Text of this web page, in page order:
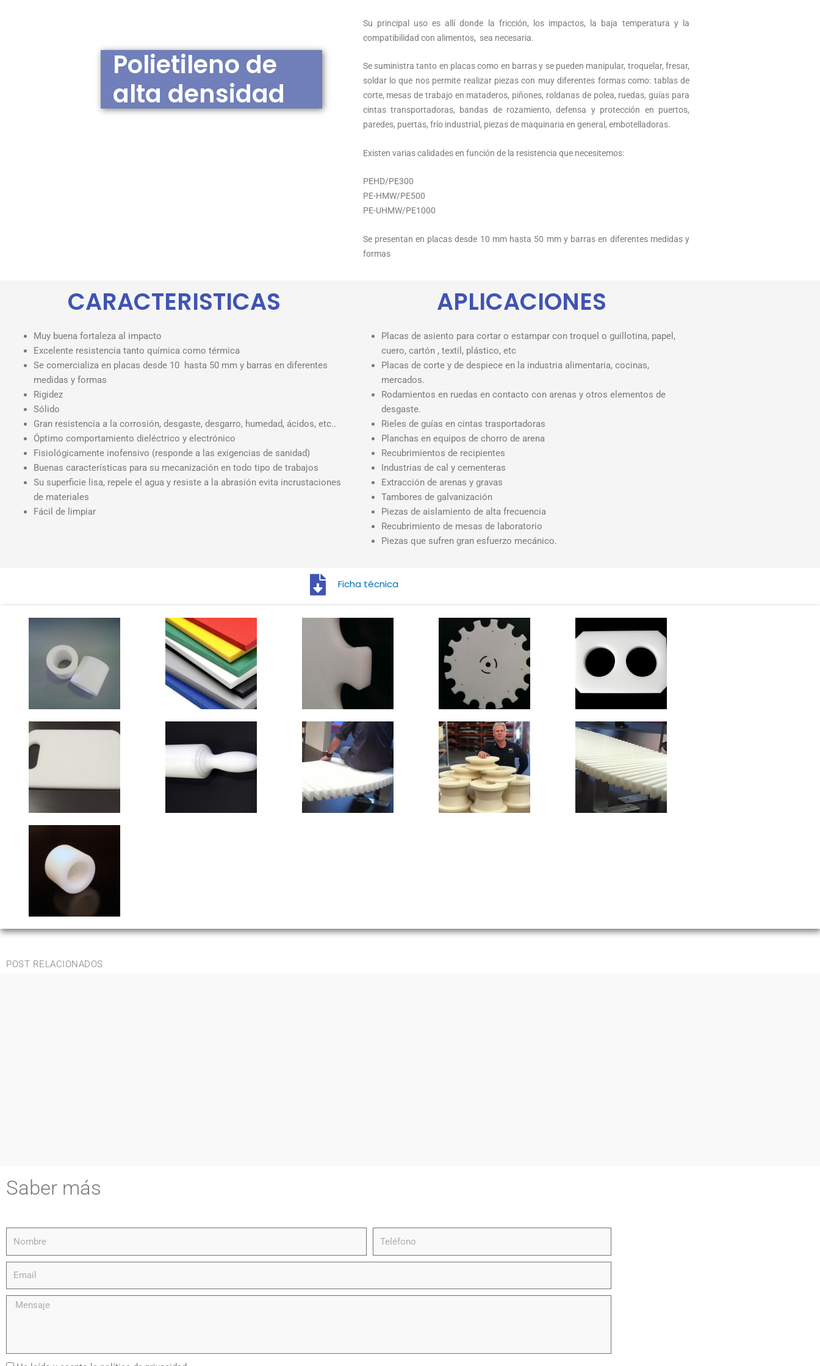
Polietileno de
alta densidad
Su principal uso es allí donde la fricción, los impactos, la baja temperatura y la
compatibilidad con alimentos, sea necesaria.
Se suministra tanto en placas como en barras y se pueden manipular, troquelar, fresar,
soldar lo que nos permite realizar piezas con muy diferentes formas como: tablas de
corte, mesas de trabajo en mataderos, piñones, roldanas de polea, ruedas, guías para
cintas transportadoras, bandas de rozamiento, defensa y protección en puertos,
paredes, puertas, frío industrial, piezas de maquinaria en general, embotelladoras.
Existen varias calidades en función de la resistencia que necesitemos:
PEHD/PE300
PE-HMW/PE500
PE-UHMW/PE1000
Se presentan en placas desde 10 mm hasta 50 mm y barras en diferentes medidas y
formas
CARACTERISTICAS APLICACIONES
Muy buena fortaleza al impacto
Excelente resistencia tanto química como térmica
Se comercializa en placas desde 10 hasta 50 mm y barras en diferentes
medidas y formas
Rigidez
Sólido
Gran resistencia a la corrosión, desgaste, desgarro, humedad, ácidos, etc..
Óptimo comportamiento dieléctrico y electrónico
Fisiológicamente inofensivo (responde a las exigencias de sanidad)
Buenas características para su mecanización en todo tipo de trabajos
Su superficie lisa, repele el agua y resiste a la abrasión evita incrustaciones
de materiales
Fácil de limpiar
Placas de asiento para cortar o estampar con troquel o guillotina, papel,
cuero, cartón , textil, plástico, etc
Placas de corte y de despiece en la industria alimentaria, cocinas,
mercados.
Rodamientos en ruedas en contacto con arenas y otros elementos de
desgaste.
Rieles de guías en cintas trasportadoras
Planchas en equipos de chorro de arena
Recubrimientos de recipientes
Industrias de cal y cementeras
Extracción de arenas y gravas
Tambores de galvanización
Piezas de aislamiento de alta frecuencia
Recubrimiento de mesas de laboratorio
Piezas que sufren gran esfuerzo mecánico.
Ficha técnica
POST RELACIONADOS
Saber más